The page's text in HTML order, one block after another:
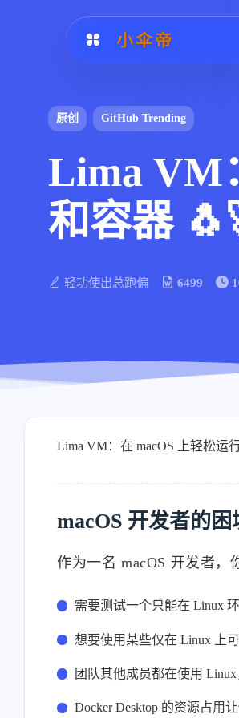
小伞帝
原创 GitHub Trending
Lima VM
和容器
轻功使出总跑偏 6499
Lima VM：在 macOS 上轻松运
macOS 开发者的困
作为一名 macOS 开发者，
需要测试一个只能在 Linux
想要使用某些仅在 Linux 上
团队其他成员都在使用
Docker Desktop 的资源占用